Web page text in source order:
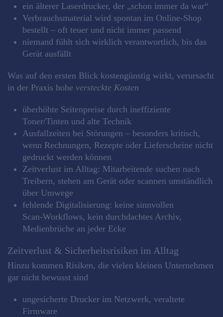
ein älterer Laserdrucker, der „schon immer da war“
Verbrauchsmaterial wird spontan im Online‑Shop
bestellt – oft teuer und nicht immer passend
niemand fühlt sich wirklich verantwortlich, bis das
Gerät ausfällt
Was auf den ersten Blick kostengünstig wirkt, verursacht
in der Praxis hohe versteckte Kosten
überhöhte Seitenpreise durch ineffiziente
Toner/Tinten und alte Technik
Ausfallzeiten bei Störungen – besonders kritisch,
wenn Rechnungen, Rezepte oder Lieferscheine nicht
gedruckt werden können
Zeitverlust im Alltag: Mitarbeitende suchen nach
Treibern, stehen am Gerät oder scannen umständlich
über Umwege
fehlende Digitalisierung: keine sinnvollen
Scan‑Workflows, kein durchdachtes Archiv,
Medienbrüche an jeder Ecke
Zeitverlust & Sicherheitsrisiken im Alltag
Hinzu kommen Risiken, die vielen kleinen Unternehmen
gar nicht bewusst sind
ungesicherte Drucker im Netzwerk, veraltete
Firmware